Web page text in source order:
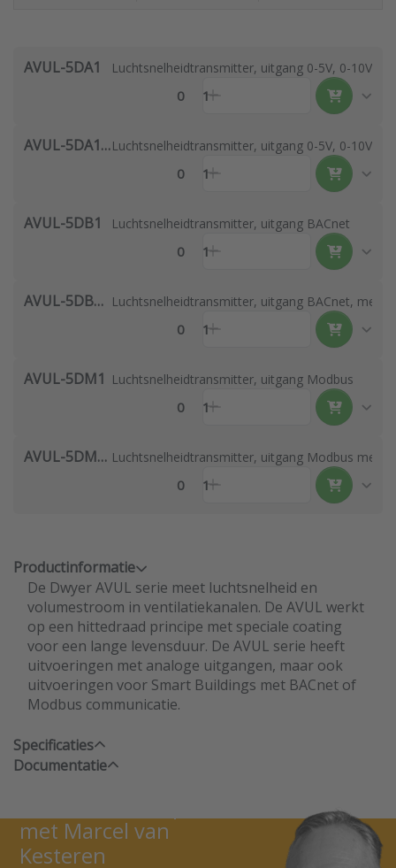
AVUL-5DA1 Luchtsnelheidtransmitter, uitgang 0-5V, 0-10V of
0 1
AVUL-5DA1-LCDLuchtsnelheidtransmitter, uitgang 0-5V, 0-10V of
0 1
AVUL-5DB1 Luchtsnelheidtransmitter, uitgang BACnet
0 1
AVUL-5DB1-LCD Luchtsnelheidtransmitter, uitgang BACnet, met
0 1
AVUL-5DM1 Luchtsnelheidtransmitter, uitgang Modbus
0 1
AVUL-5DM1-LCD Luchtsnelheidtransmitter, uitgang Modbus met
0 1
Productinformatie
De Dwyer AVUL serie meet luchtsnelheid en
volumestroom in ventilatiekanalen. De AVUL werkt
op een hittedraad principe met speciale coating
voor een lange levensduur. De AVUL serie heeft
uitvoeringen met analoge uitgangen, maar ook
uitvoeringen voor Smart Buildings met BACnet of
Modbus communicatie.
Specificaties
Documentatie
met Marcel van
Kesteren